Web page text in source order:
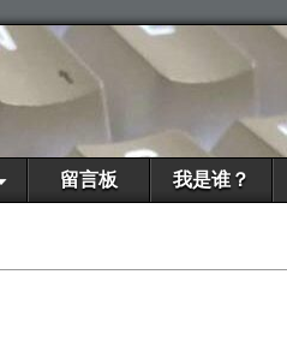
留言板 我是谁？